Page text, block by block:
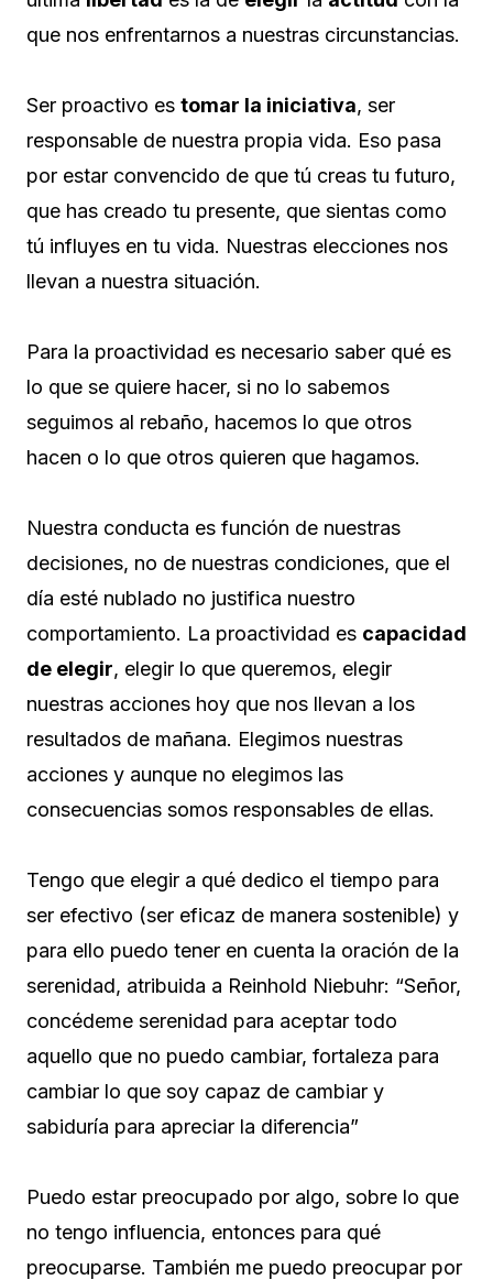
que nos enfrentarnos a nuestras circunstancias.
Ser proactivo es tomar la iniciativa, ser
responsable de nuestra propia vida. Eso pasa
por estar convencido de que tú creas tu futuro,
que has creado tu presente, que sientas como
tú influyes en tu vida. Nuestras elecciones nos
llevan a nuestra situación.
Para la proactividad es necesario saber qué es
lo que se quiere hacer, si no lo sabemos
seguimos al rebaño, hacemos lo que otros
hacen o lo que otros quieren que hagamos.
Nuestra conducta es función de nuestras
decisiones, no de nuestras condiciones, que el
día esté nublado no justifica nuestro
comportamiento. La proactividad es capacidad
de elegir, elegir lo que queremos, elegir
nuestras acciones hoy que nos llevan a los
resultados de mañana. Elegimos nuestras
acciones y aunque no elegimos las
consecuencias somos responsables de ellas.
Tengo que elegir a qué dedico el tiempo para
ser efectivo (ser eficaz de manera sostenible) y
para ello puedo tener en cuenta la oración de la
serenidad, atribuida a Reinhold Niebuhr: “Señor,
concédeme serenidad para aceptar todo
aquello que no puedo cambiar, fortaleza para
cambiar lo que soy capaz de cambiar y
sabiduría para apreciar la diferencia”
Puedo estar preocupado por algo, sobre lo que
no tengo influencia, entonces para qué
preocuparse. También me puedo preocupar por